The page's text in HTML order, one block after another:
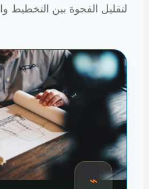
لتقليل الفجوة بين التخطيط
⌁